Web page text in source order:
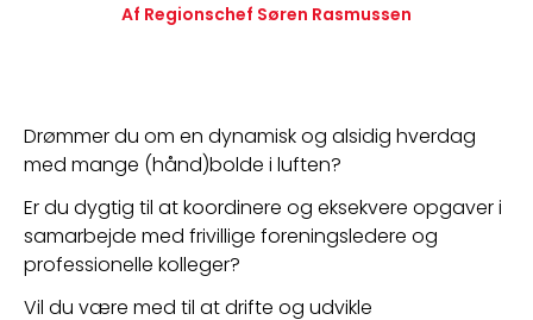
Af Regionschef Søren Rasmussen
Drømmer du om en dynamisk og alsidig hverdag
med mange (hånd)bolde i luften?
Er du dygtig til at koordinere og eksekvere opgaver i
samarbejde med frivillige foreningsledere og
professionelle kolleger?
Vil du være med til at drifte og udvikle